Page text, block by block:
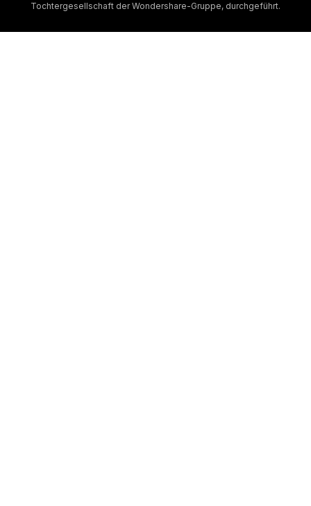
Tochtergesellschaft der Wondershare-Gruppe, durchgeführt.